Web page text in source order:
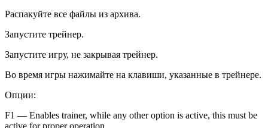
Распакуйте все файлы из архива.
Запустите трейнер.
Запустите игру, не закрывая трейнер.
Во время игры нажимайте на клавиши, указанные в трейнере.
Опции:
F1 — Enables trainer, while any other option is active, this must be
active for proper operation